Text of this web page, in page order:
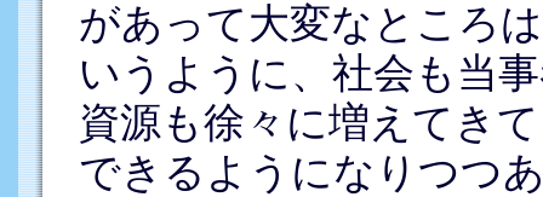
があって大変なところ
いうように、社会も当
資源も徐々に増えてき
できるようになりつつ